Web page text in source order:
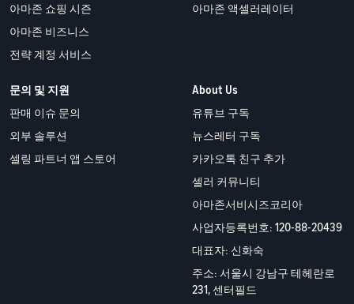
아마존 쇼핑 시즌
아마존 비즈니스
전략 계정 서비스
아마존 액셀러레이터
문의 및 지원
판매 이슈 문의
외부 솔루션
셀링 파트너 앱 스토어
About Us
유튜브 구독
뉴스레터 구독
카카오톡 친구 추가
셀러 커뮤니티
아마존서비시즈코리아
사업자등록번호: 120-88-20439
대표자: 신화숙
주소: 서울시 강남구 테헤란로
231, 센터필드